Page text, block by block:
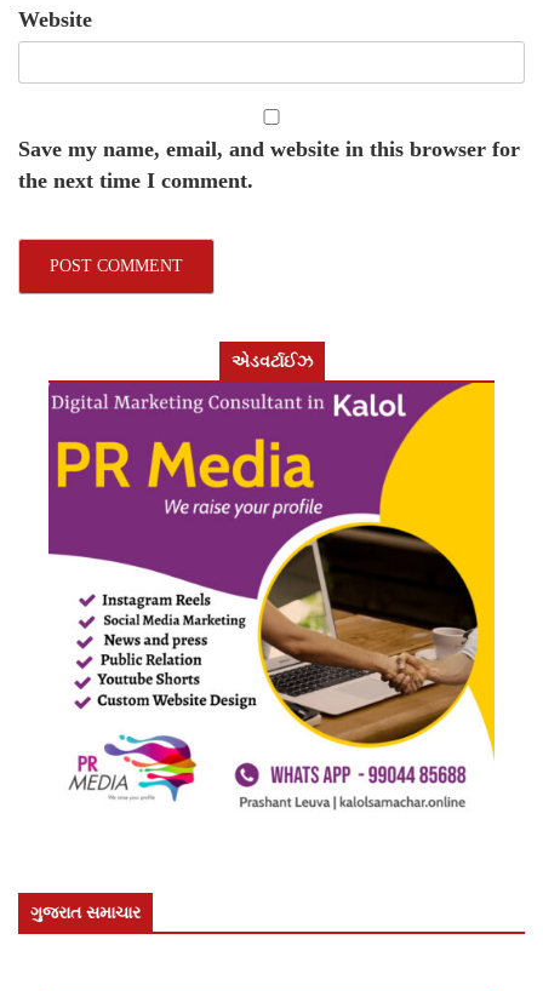
Website
Save my name, email, and website in this browser for
the next time I comment.
એડવર્ટાઈઝ
ગુજરાત સમાચાર